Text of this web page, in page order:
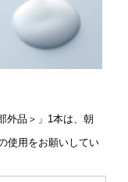
外品＞」1本は、朝
使用をお願いしてい